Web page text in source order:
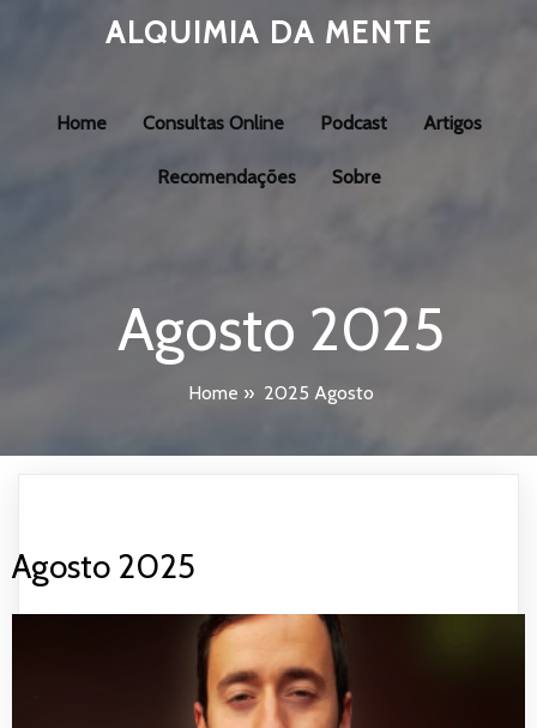
ALQUIMIA DA MENTE
Home Consultas Online Podcast Artigos
Recomendações Sobre
Agosto 2025
Home » 2025 Agosto
Agosto 2025